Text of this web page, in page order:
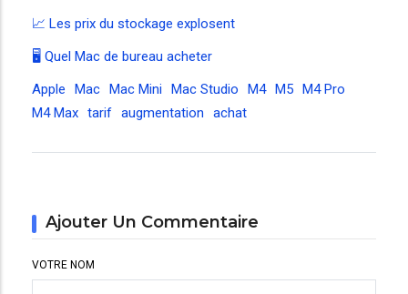
📈 Les prix du stockage explosent
🖥️ Quel Mac de bureau acheter
Apple
Mac Mac Mini Mac Studio M4 M5 M4 Pro
M4 Max tarif augmentation achat
Ajouter Un Commentaire
VOTRE NOM